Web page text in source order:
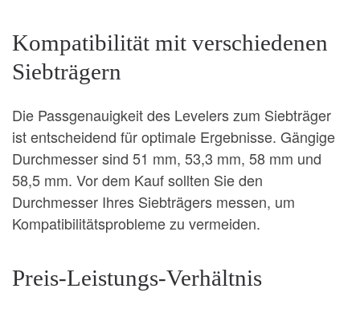
Kompatibilität mit verschiedenen
Siebträgern
Die Passgenauigkeit des Levelers zum Siebträger
ist entscheidend für optimale Ergebnisse. Gängige
Durchmesser sind 51 mm, 53,3 mm, 58 mm und
58,5 mm. Vor dem Kauf sollten Sie den
Durchmesser Ihres Siebträgers messen, um
Kompatibilitätsprobleme zu vermeiden.
Preis-Leistungs-Verhältnis